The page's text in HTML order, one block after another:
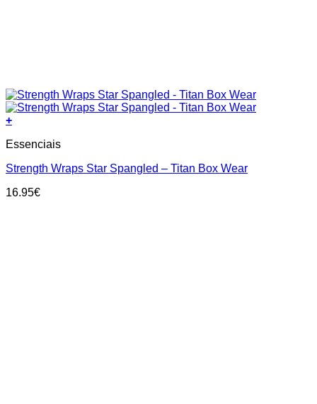
+
Essenciais
Strength Wraps Star Spangled – Titan Box Wear
16.95€